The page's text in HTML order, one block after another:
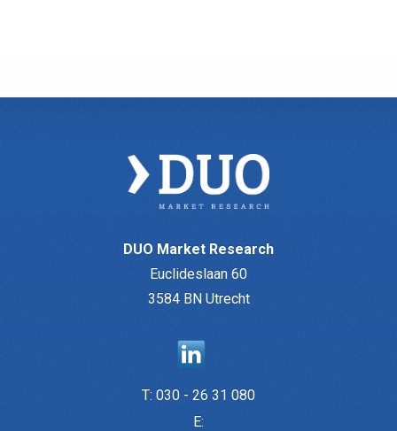
DUO Market Research
Euclideslaan 60
3584 BN Utrecht
T: 030 - 26 31 080
E: